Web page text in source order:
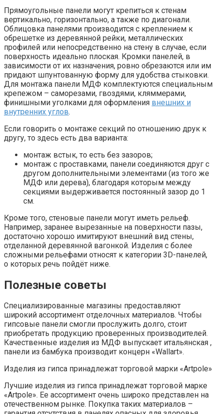
Прямоугольные панели могут крепиться к стенам
вертикально, горизонтально, а также по диагонали.
Облицовка панелями производится с креплением к
обрешетке из деревянной рейки, металлических
профилей или непосредственно на стену в случае, если
поверхность идеально плоская. Кромки панелей, в
зависимости от их назначения, ровно обрезаются или им
придают шпунтованную форму для удобства стыковки.
Для монтажа панели МДФ комплектуются специальным
крепежом – саморезами, гвоздями, кляммерами,
финишными уголками для оформления внешних и
внутренних углов.
Если говорить о монтаже секций по отношению друк к
другу, то здесь есть два варианта:
монтаж встык, то есть без зазоров;
монтаж с проставками, панели соединяются друг с
другом дополнительными элементами (из того же
МДФ или дерева), благодаря которым между
секциями выдерживается постоянный зазор до 1
см.
Кроме того, стеновые панели могут иметь рельеф.
Например, заранее вырезанные на поверхности пазы,
достаточно хорошо имитируют внешний вид стены,
отделанной деревянной вагонкой. Изделия с более
сложными рельефами относят к категории 3D-панелей,
о которых речь пойдёт ниже.
Полезные советы
Специализированные магазины предоставляют
широкий ассортимент отделочных материалов. Чтобы
гипсовые панели смогли прослужить долго, стоит
приобретать продукцию проверенных производителей.
Качественные изделия из МДФ выпускает итальянская ,
панели из бамбука производит концерн «Wallart».
Изделия из гипса принадлежат торговой марки «Artpole»
Лучшие изделия из гипса принадлежат торговой марке
«Artpole». Ее ассортимент очень широко представлен на
отечественном рынке. Покупка таких материалов –